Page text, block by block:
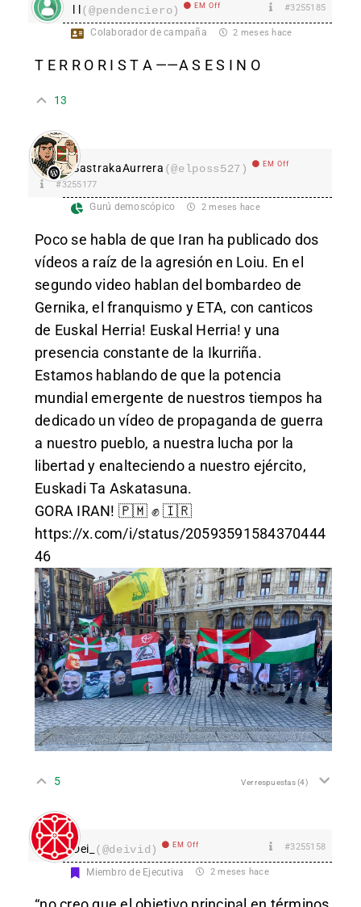
l l(@pendenciero) EM Off #3255185
Colaborador de campaña 2 meses hace
T E R R O R I S T A ——A S E S I N O
13
SastrakaAurrera (@elposs527) EM Off
#3255177
Gurú demoscópico 2 meses hace
Poco se habla de que Iran ha publicado dos
vídeos a raíz de la agresión en Loiu. En el
segundo video hablan del bombardeo de
Gernika, el franquismo y ETA, con canticos
de Euskal Herria! Euskal Herria! y una
presencia constante de la Ikurriña.
Estamos hablando de que la potencia
mundial emergente de nuestros tiempos ha
dedicado un vídeo de propaganda de guerra
a nuestro pueblo, a nuestra lucha por la
libertad y enalteciendo a nuestro ejército,
Euskadi Ta Askatasuna.
GORA IRAN! 🇵🇲 ✊ 🇮🇷
https://x.com/i/status/20593591584370444
46
5 Ver respuestas(4)
Dei_ (@deivid) EM Off #3255158
Miembro de Ejecutiva 2 meses hace